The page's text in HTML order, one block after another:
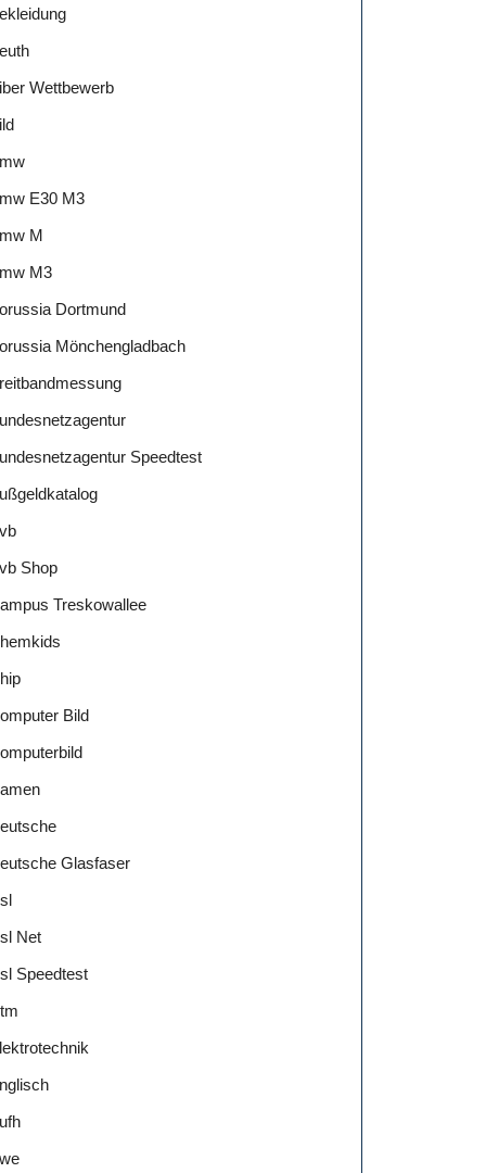
Wettbewerb
E30 M3
M
M3
Dortmund
Mönchengladbach
Speedtest
Shop
Treskowallee
Bild
Glasfaser
Net
Speedtest